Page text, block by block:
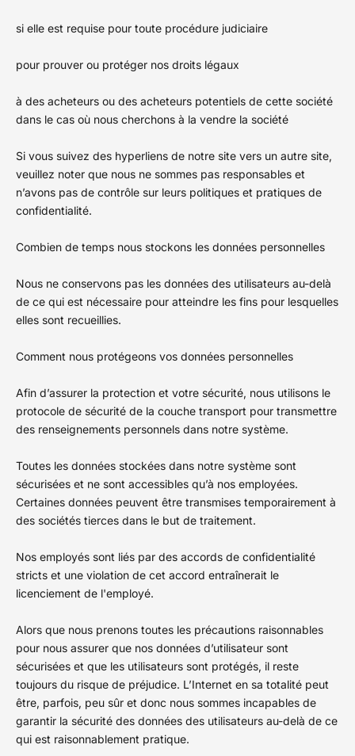
si elle est requise pour toute procédure judiciaire
pour prouver ou protéger nos droits légaux
à des acheteurs ou des acheteurs potentiels de cette société
dans le cas où nous cherchons à la vendre la société
Si vous suivez des hyperliens de notre site vers un autre site,
veuillez noter que nous ne sommes pas responsables et
n’avons pas de contrôle sur leurs politiques et pratiques de
confidentialité.
Combien de temps nous stockons les données personnelles
Nous ne conservons pas les données des utilisateurs au-delà
de ce qui est nécessaire pour atteindre les fins pour lesquelles
elles sont recueillies.
Comment nous protégeons vos données personnelles
Afin d’assurer la protection et votre sécurité, nous utilisons le
protocole de sécurité de la couche transport pour transmettre
des renseignements personnels dans notre système.
Toutes les données stockées dans notre système sont
sécurisées et ne sont accessibles qu’à nos employées.
Certaines données peuvent être transmises temporairement à
des sociétés tierces dans le but de traitement.
Nos employés sont liés par des accords de confidentialité
stricts et une violation de cet accord entraînerait le
licenciement de l'employé.
Alors que nous prenons toutes les précautions raisonnables
pour nous assurer que nos données d’utilisateur sont
sécurisées et que les utilisateurs sont protégés, il reste
toujours du risque de préjudice. L’Internet en sa totalité peut
être, parfois, peu sûr et donc nous sommes incapables de
garantir la sécurité des données des utilisateurs au-delà de ce
qui est raisonnablement pratique.